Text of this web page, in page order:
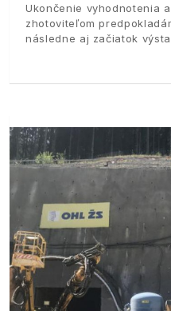
Ukončenie vyhodnotenia
zhotoviteľom
následne aj začiatok